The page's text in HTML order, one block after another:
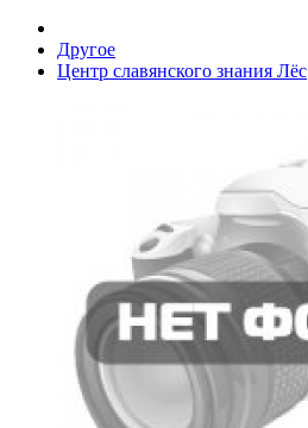
Другое
Центр славянского знания Лёс